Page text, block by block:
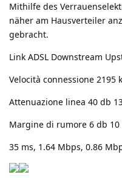
Mithilfe des
näher am Hausverteiler
gebracht.
Link ADSL Downstream
Velocità connessione 2195
Attenuazione linea 40 db
Margine di rumore 6 db 10
35 ms, 1.64 Mbps, 0.86